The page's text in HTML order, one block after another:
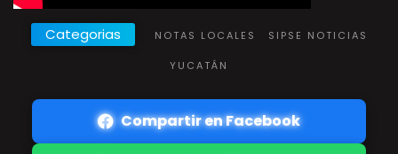
Categorias NOTAS LOCALES SIPSE NOTICIAS
YUCATÁN
Compartir en Facebook